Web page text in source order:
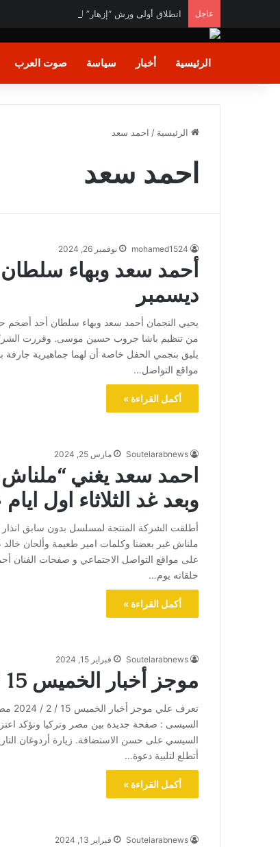
عاجل انطلاق أولى ورش “إزهار” لتأهيل المرأة لسوق
الرئيسية أخبار سياسة صوت العرب
الرئيسية / احمد سعد
احمد سعد
mohamed1524 نوفمبر 26, 2024
ديسمبر
من تنظيم باشا جروب حسين موسى. وقررت الشركة
يليق بنجمي الحفل خاصة أن لهما جماهيرية
مواقع التواصل…
أكمل القراءة »
Soutelarabnews مارس 25, 2024
احمد سعد يغني “ملناش
وبعد غد الثلاثاء اول
أطلقت الشركة المنتجة لمسلسل بدون سابق
ملناش غير بعضنا وكلمات امير طعيمة وألحان
على مواقع التواصل الاجتماعي و صفحات الفنان
حلقاته يوم…
أكمل القراءة »
Soutelarabnews فبراير 15, 2024
موجز أخبار الخميس 15 / 2 / 2024
السيسى : صفحة جديدة بين مصر وتركيا ونؤكد
السيسي على حسن الاستضافة. زيارة أردوغان
أتطلع لتلبية دعوة…
أكمل القراءة »
Soutelarabnews فبراير 13, 2024